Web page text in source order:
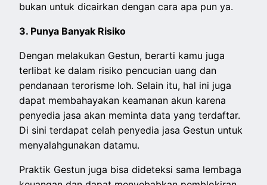
bukan untuk dicairkan dengan cara apa pun ya.
3. Punya Banyak Risiko
Dengan melakukan Gestun, berarti kamu juga
terlibat ke dalam risiko pencucian uang dan
pendanaan terorisme loh. Selain itu, hal ini juga
dapat membahayakan keamanan akun karena
penyedia jasa akan meminta data yang terdaftar.
Di sini terdapat celah penyedia jasa Gestun untuk
menyalahgunakan datamu.
Praktik Gestun juga bisa dideteksi sama lembaga